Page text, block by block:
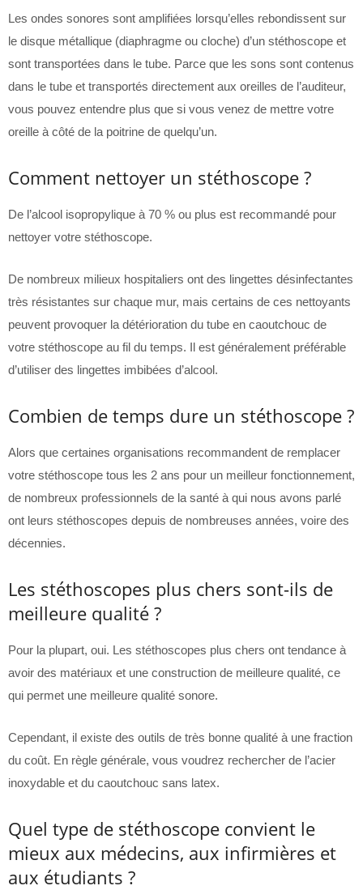
Les ondes sonores sont amplifiées lorsqu’elles rebondissent sur
le disque métallique (diaphragme ou cloche) d’un stéthoscope et
sont transportées dans le tube. Parce que les sons sont contenus
dans le tube et transportés directement aux oreilles de l’auditeur,
vous pouvez entendre plus que si vous venez de mettre votre
oreille à côté de la poitrine de quelqu’un.
Comment nettoyer un stéthoscope ?
De l’alcool isopropylique à 70 % ou plus est recommandé pour
nettoyer votre stéthoscope.
De nombreux milieux hospitaliers ont des lingettes désinfectantes
très résistantes sur chaque mur, mais certains de ces nettoyants
peuvent provoquer la détérioration du tube en caoutchouc de
votre stéthoscope au fil du temps. Il est généralement préférable
d’utiliser des lingettes imbibées d’alcool.
Combien de temps dure un stéthoscope ?
Alors que certaines organisations recommandent de remplacer
votre stéthoscope tous les 2 ans pour un meilleur fonctionnement,
de nombreux professionnels de la santé à qui nous avons parlé
ont leurs stéthoscopes depuis de nombreuses années, voire des
décennies.
Les stéthoscopes plus chers sont-ils de
meilleure qualité ?
Pour la plupart, oui. Les stéthoscopes plus chers ont tendance à
avoir des matériaux et une construction de meilleure qualité, ce
qui permet une meilleure qualité sonore.
Cependant, il existe des outils de très bonne qualité à une fraction
du coût. En règle générale, vous voudrez rechercher de l’acier
inoxydable et du caoutchouc sans latex.
Quel type de stéthoscope convient le
mieux aux médecins, aux infirmières et
aux étudiants ?